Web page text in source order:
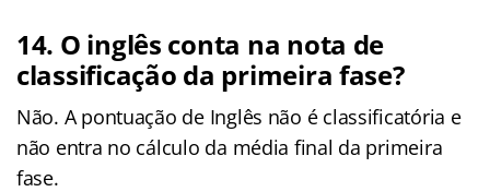
14. O inglês conta na nota de
classificação da primeira fase?
Não. A pontuação de Inglês não é classificatória e
não entra no cálculo da média final da primeira
fase.